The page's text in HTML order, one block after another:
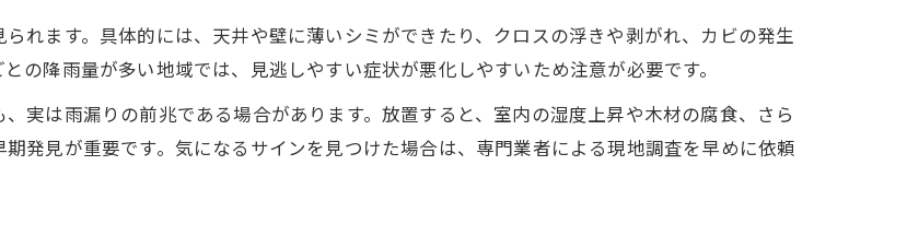
再発防止に役立つメンテナンス方法
火災保険で対応できる雨漏り修理範囲
雨漏りトラブルを未然に防ぐ定期点検の重要性
業者を避けるための見極めポイント
れます。具体的には、天井や壁に薄いシミができたり、クロスの浮きや剥がれ、カビの発生
の降雨量が多い地域では、見逃しやすい症状が悪化しやすいため注意が必要です。
実は雨漏りの前兆である場合があります。放置すると、室内の湿度上昇や木材の腐食、さら
発見が重要です。気になるサインを見つけた場合は、専門業者による現地調査を早めに依頼